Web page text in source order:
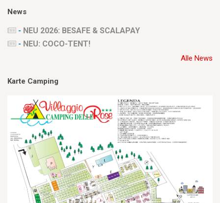
News
- NEU 2026: BESAFE & SCALAPAY
- NEU: COCO-TENT!
Alle News
Karte Camping